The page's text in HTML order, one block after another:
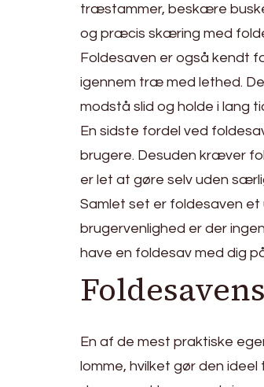
træstammer, beskære
og præcis skæring med
Foldesaven er også kendt
igennem træ med lethed.
modstå slid og holde i lang
En sidste fordel ved
brugere. Desuden kræver
er let at gøre selv uden
Samlet set er foldesaven
brugervenlighed er der
have en foldesav med dig
En af de mest praktiske
lomme, hvilket gør den